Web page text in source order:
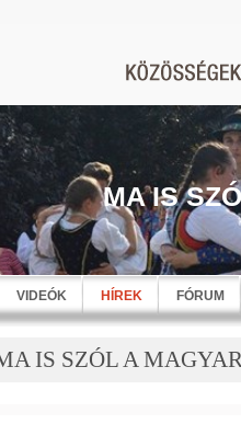
MA IS
VIDEÓK HÍREK FÓRUM
IS SZÓL A